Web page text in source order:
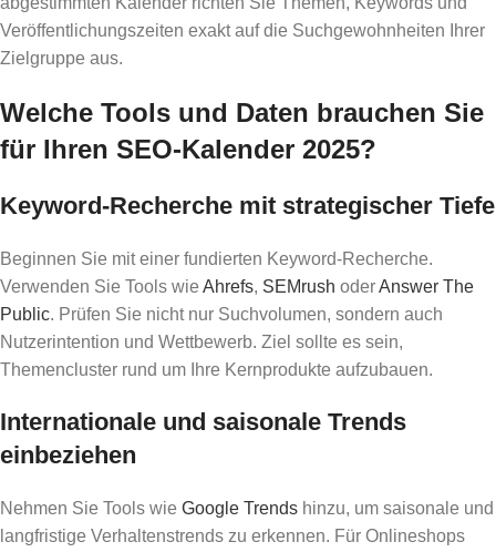
Veröffentlichungszeiten exakt auf die Suchgewohnheiten Ihrer
Zielgruppe aus.
Welche Tools und Daten brauchen Sie
für Ihren SEO-Kalender 2025?
Keyword-Recherche mit strategischer Tiefe
Beginnen Sie mit einer fundierten Keyword-Recherche.
Verwenden Sie Tools wie Ahrefs, SEMrush oderAnswer The
Public. Prüfen Sie nicht nur Suchvolumen, sondern auch
Nutzerintention und Wettbewerb. Ziel sollte es sein,
Themencluster rund um Ihre Kernprodukte aufzubauen.
Internationale und saisonale Trends
einbeziehen
Nehmen Sie Tools wie Google Trends hinzu, um saisonale und
langfristige Verhaltenstrends zu erkennen. Für Onlineshops